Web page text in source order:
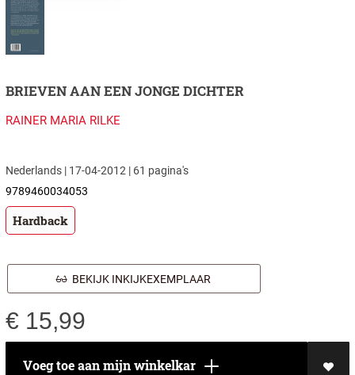
BRIEVEN AAN EEN JONGE DICHTER
RAINER MARIA RILKE
Nederlands | 17-04-2012 | 61 pagina's
9789460034053
Hardback
BEKIJK INKIJKEXEMPLAAR
€ 15,99
Voeg toe aan mijn winkelkar